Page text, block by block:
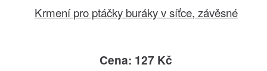
Krmení pro ptáčky buráky v síťce, závěsné
Cena: 127 Kč